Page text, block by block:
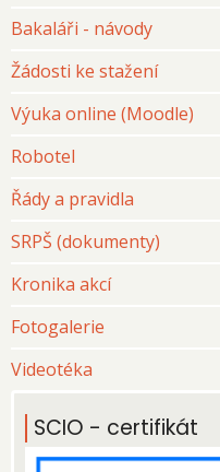
Bakaláři - návody
Žádosti ke stažení
Výuka online (Moodle)
Robotel
Řády a pravidla
SRPŠ (dokumenty)
Kronika akcí
Fotogalerie
Videotéka
SCIO - certifikát